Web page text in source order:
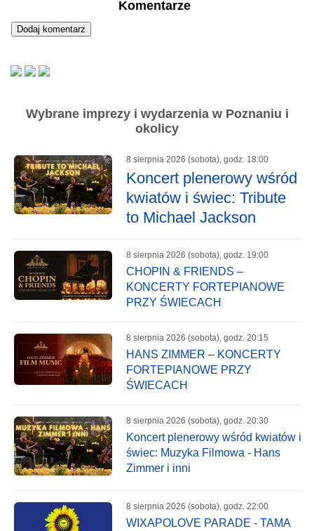
Komentarze
Wybrane imprezy i wydarzenia w Poznaniu i
okolicy
8 sierpnia 2026 (sobota), godz. 18:00
Koncert plenerowy wśród
kwiatów i świec: Tribute
to Michael Jackson
8 sierpnia 2026 (sobota), godz. 19:00
CHOPIN & FRIENDS –
KONCERTY FORTEPIANOWE
PRZY ŚWIECACH
8 sierpnia 2026 (sobota), godz. 20:15
HANS ZIMMER – KONCERTY
FORTEPIANOWE PRZY
ŚWIECACH
8 sierpnia 2026 (sobota), godz. 20:30
Koncert plenerowy wśród kwiatów i
świec: Muzyka Filmowa - Hans
Zimmer i inni
8 sierpnia 2026 (sobota), godz. 22:00
WIXAPOLOVE PARADE - TAMA